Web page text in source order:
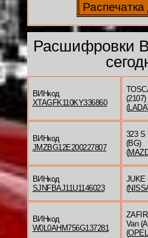
Расшифровки
ВИНкод
XTAGFK110KY336860
(2107)
(LADA
ВИНкод
JMZBG12E200227807
323 S
(BG)
(
ВИНкод
SJNFBAJ11U1146023
JUKE
(
ВИНкод
W0L0AHM756G137281
Van
(OPEL